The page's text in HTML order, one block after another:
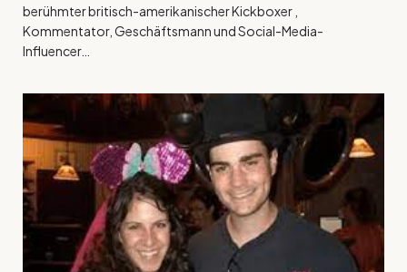
berühmter britisch-amerikanischer Kickboxer ,
Kommentator, Geschäftsmann und Social-Media-
Influencer…